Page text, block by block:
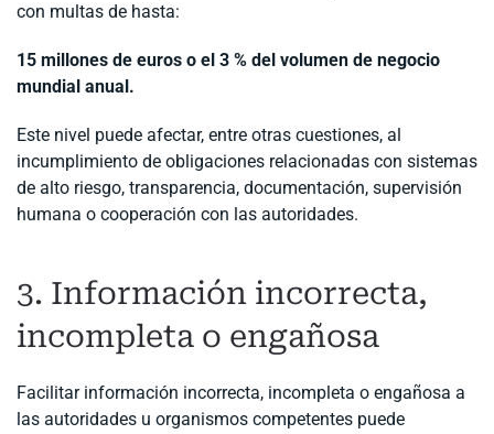
con multas de hasta:
15 millones de euros o el 3 % del volumen de negocio
mundial anual.
Este nivel puede afectar, entre otras cuestiones, al
incumplimiento de obligaciones relacionadas con sistemas
de alto riesgo, transparencia, documentación, supervisión
humana o cooperación con las autoridades.
3. Información incorrecta,
incompleta o engañosa
Facilitar información incorrecta, incompleta o engañosa a
las autoridades u organismos competentes puede